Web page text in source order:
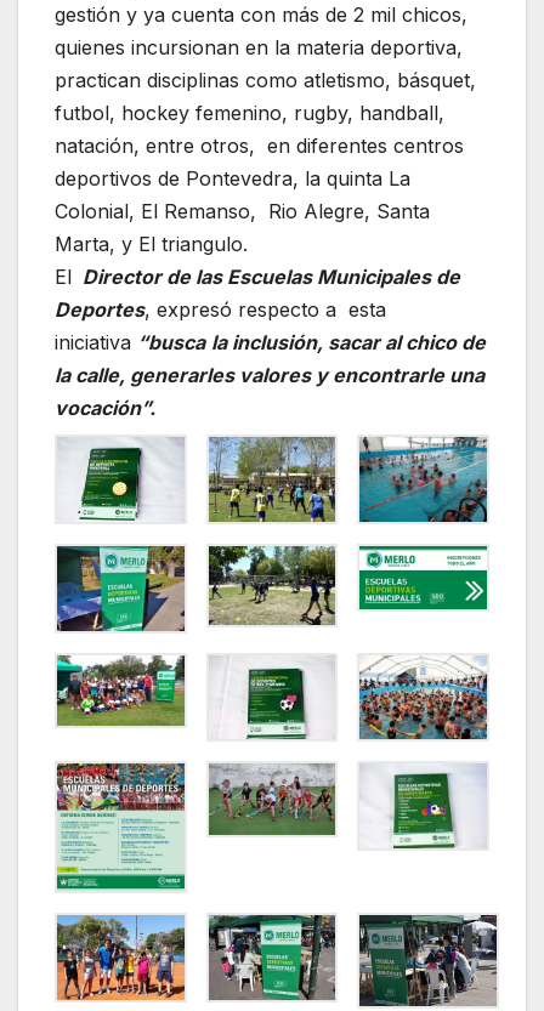
gestión y ya cuenta con más de 2 mil chicos,
quienes incursionan en la materia deportiva,
practican disciplinas como atletismo, básquet,
futbol, hockey femenino, rugby, handball,
natación, entre otros, en diferentes centros
deportivos de Pontevedra, la quinta La
Colonial, El Remanso, Rio Alegre, Santa
Marta, y El triangulo.
El Director de las Escuelas Municipales de
Deportes, expresó respecto a esta
iniciativa “busca la inclusión, sacar al chico de
la calle, generarles valores y encontrarle una
vocación”.